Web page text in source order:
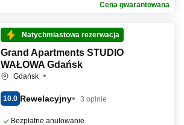
Cena gwarantowana
Natychmiastowa rezerwacja
Grand Apartments STUDIO
WAŁOWA Gdańsk
Gdańsk
10.0 Rewelacyjny 3 opinie
Bezpłatne anulowanie